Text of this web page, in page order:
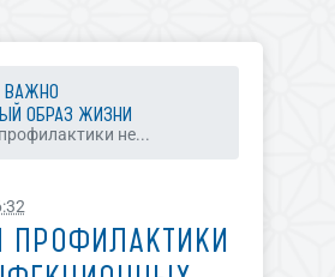
ВАЖНО
ОБРАЗ ЖИЗНИ
не...
ПРОФИЛАКТИКИ